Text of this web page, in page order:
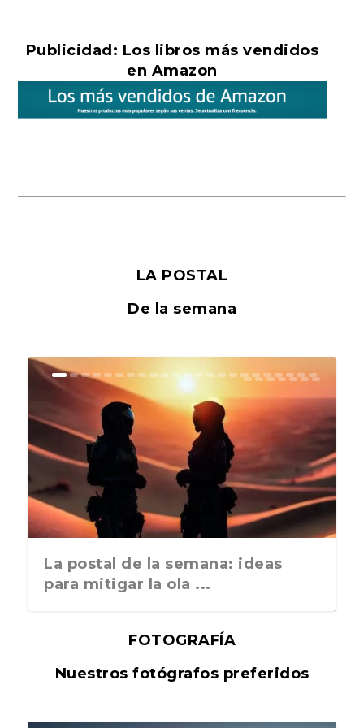
Publicidad: Los libros más vendidos
en Amazon
LA POSTAL
De la semana
La postal de la semana: ideas
para mitigar la ola ...
FOTOGRAFÍA
Nuestros fotógrafos preferidos